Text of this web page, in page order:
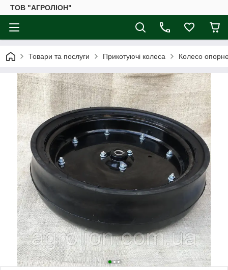
ТОВ "АГРОЛІОН"
Товари та послуги Прикотуючі колеса Колесо